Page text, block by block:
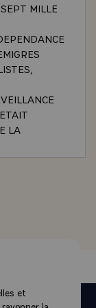
MILLE
LA
GLOIRE.
ET
ANS
ENCORE
QUE
M. VALERY
et